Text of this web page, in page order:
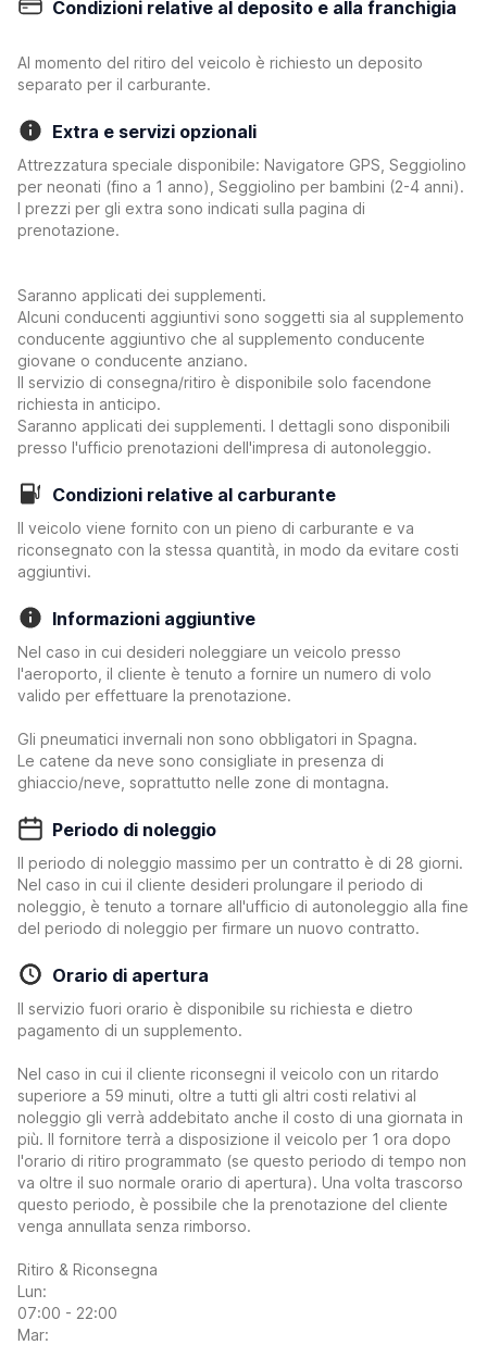
Condizioni relative al deposito e alla franchigia
Al momento del ritiro del veicolo è richiesto un deposito
separato per il carburante.
Extra e servizi opzionali
Attrezzatura speciale disponibile: Navigatore GPS, Seggiolino
per neonati (fino a 1 anno), Seggiolino per bambini (2-4 anni).
I prezzi per gli extra sono indicati sulla pagina di
prenotazione.
Saranno applicati dei supplementi.
Alcuni conducenti aggiuntivi sono soggetti sia al supplemento
conducente aggiuntivo che al supplemento conducente
giovane o conducente anziano.
Il servizio di consegna/ritiro è disponibile solo facendone
richiesta in anticipo.
Saranno applicati dei supplementi. I dettagli sono disponibili
presso l'ufficio prenotazioni dell'impresa di autonoleggio.
Condizioni relative al carburante
Il veicolo viene fornito con un pieno di carburante e va
riconsegnato con la stessa quantità, in modo da evitare costi
aggiuntivi.
Informazioni aggiuntive
Nel caso in cui desideri noleggiare un veicolo presso
l'aeroporto, il cliente è tenuto a fornire un numero di volo
valido per effettuare la prenotazione.
Gli pneumatici invernali non sono obbligatori in Spagna.
Le catene da neve sono consigliate in presenza di
ghiaccio/neve, soprattutto nelle zone di montagna.
Periodo di noleggio
Il periodo di noleggio massimo per un contratto è di 28 giorni.
Nel caso in cui il cliente desideri prolungare il periodo di
noleggio, è tenuto a tornare all'ufficio di autonoleggio alla fine
del periodo di noleggio per firmare un nuovo contratto.
Orario di apertura
Il servizio fuori orario è disponibile su richiesta e dietro
pagamento di un supplemento.
Nel caso in cui il cliente riconsegni il veicolo con un ritardo
superiore a 59 minuti, oltre a tutti gli altri costi relativi al
noleggio gli verrà addebitato anche il costo di una giornata in
più. Il fornitore terrà a disposizione il veicolo per 1 ora dopo
l'orario di ritiro programmato (se questo periodo di tempo non
va oltre il suo normale orario di apertura). Una volta trascorso
questo periodo, è possibile che la prenotazione del cliente
venga annullata senza rimborso.
Ritiro & Riconsegna
Lun:
07:00 - 22:00
Mar: